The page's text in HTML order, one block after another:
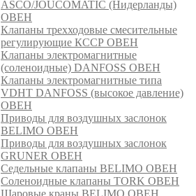
ASCO/JOUCOMATIC (Нидерланды)
ОВЕН
Клапаны трехходовые смесительные
регулирующие КССР ОВЕН
Клапаны электромагнитные
(соленоидные) DANFOSS ОВЕН
Клапаны электромагнитные типа
VDHT DANFOSS (высокое давление)
ОВЕН
Приводы для воздушных заслонок
BELIMO ОВЕН
Приводы для воздушных заслонок
GRUNER ОВЕН
Седельные клапаны BELIMO ОВЕН
Соленоидные клапаны TORK ОВЕН
Шаровые краны BELIMO ОВЕН